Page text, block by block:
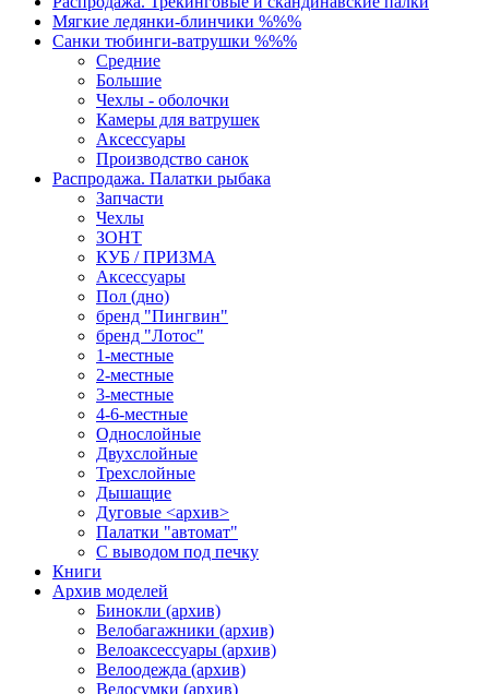
Мягкие ледянки-блинчики %%%
Санки тюбинги-ватрушки %%%
Средние
Большие
Чехлы - оболочки
Камеры для ватрушек
Аксессуары
Производство санок
Распродажа. Палатки рыбака
Запчасти
Чехлы
ЗОНТ
КУБ / ПРИЗМА
Аксессуары
Пол (дно)
бренд "Пингвин"
бренд "Лотос"
1-местные
2-местные
3-местные
4-6-местные
Однослойные
Двухслойные
Трехслойные
Дышащие
Дуговые <архив>
Палатки "автомат"
C выводом под печку
Книги
Архив моделей
Бинокли (архив)
Велобагажники (архив)
Велоаксессуары (архив)
Велоодежда (архив)
Велосумки (архив)